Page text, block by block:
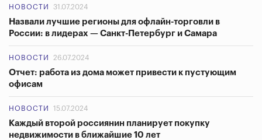
НОВОСТИ 31.07.2024
Назвали лучшие регионы для офлайн-торговли в
России: в лидерах — Санкт-Петербург и Самара
НОВОСТИ 26.07.2024
Отчет: работа из дома может привести к пустующим
офисам
НОВОСТИ 15.07.2024
Каждый второй россиянин планирует покупку
недвижимости в ближайшие 10 лет